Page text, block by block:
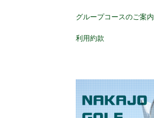
グループコースのご案内
利用約款